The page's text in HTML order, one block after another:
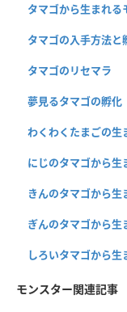
タマゴから生まれる
タマゴの入手方法と
タマゴのリセマラ
夢見るタマゴの孵化
わくわくたまごの生
にじのタマゴから
きんのタマゴから
ぎんのタマゴから
しろいタマゴから
モンスター関連記事